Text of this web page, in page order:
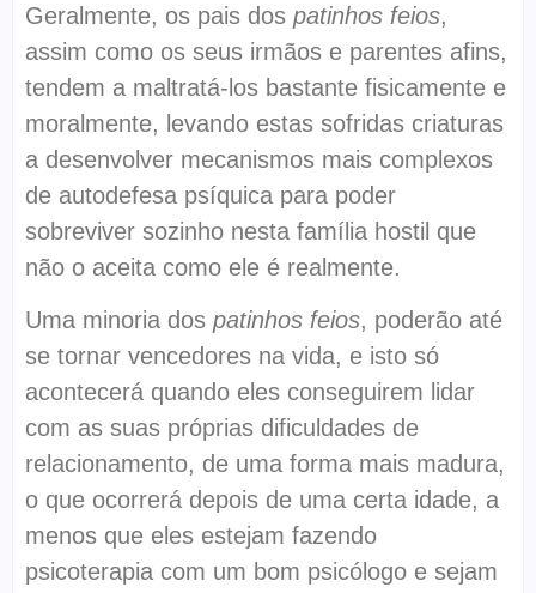
Geralmente, os pais dos patinhos feios,
assim como os seus irmãos e parentes afins,
tendem a maltratá-los bastante fisicamente e
moralmente, levando estas sofridas criaturas
a desenvolver mecanismos mais complexos
de autodefesa psíquica para poder
sobreviver sozinho nesta família hostil que
não o aceita como ele é realmente.
Uma minoria dos patinhos feios, poderão até
se tornar vencedores na vida, e isto só
acontecerá quando eles conseguirem lidar
com as suas próprias dificuldades de
relacionamento, de uma forma mais madura,
o que ocorrerá depois de uma certa idade, a
menos que eles estejam fazendo
psicoterapia com um bom psicólogo e sejam